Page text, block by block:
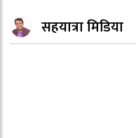
सहयात्रा मिडिया